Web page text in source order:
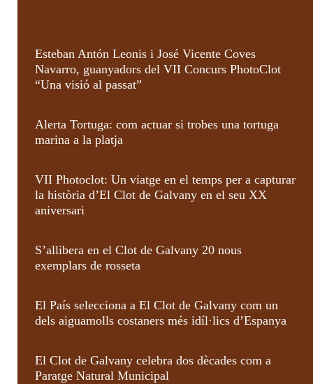
Esteban Antón Leonis i José Vicente Coves
Navarro, guanyadors del VII Concurs PhotoClot
“Una visió al passat”
Alerta Tortuga: com actuar si trobes una tortuga
marina a la platja
VII Photoclot: Un viatge en el temps per a capturar
la història d’El Clot de Galvany en el seu XX
aniversari
S’allibera en el Clot de Galvany 20 nous
exemplars de rosseta
El País selecciona a El Clot de Galvany com un
dels aiguamolls costaners més idíl·lics d’Espanya
El Clot de Galvany celebra dos dècades com a
Paratge Natural Municipal